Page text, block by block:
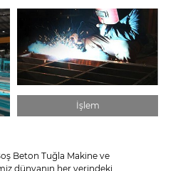
İşlem
Beton Tuğla Makine ve
dünyanın her yerindeki